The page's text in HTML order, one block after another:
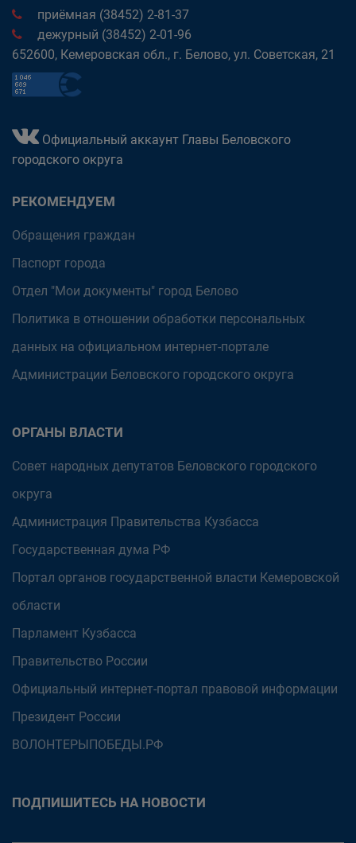
приёмная (38452) 2-81-37
дежурный (38452) 2-01-96
652600, Кемеровская обл., г. Белово, ул. Советская, 21
Официальный аккаунт Главы Беловского
городского округа
РЕКОМЕНДУЕМ
Обращения граждан
Паспорт города
Отдел "Мои документы" город Белово
Политика в отношении обработки персональных
данных на официальном интернет-портале
Администрации Беловского городского округа
ОРГАНЫ ВЛАСТИ
Совет народных депутатов Беловского городского
округа
Администрация Правительства Кузбасса
Государственная дума РФ
Портал органов государственной власти Кемеровской
области
Парламент Кузбасса
Правительство России
Официальный интернет-портал правовой информации
Президент России
ВОЛОНТЕРЫПОБЕДЫ.РФ
ПОДПИШИТЕСЬ НА НОВОСТИ